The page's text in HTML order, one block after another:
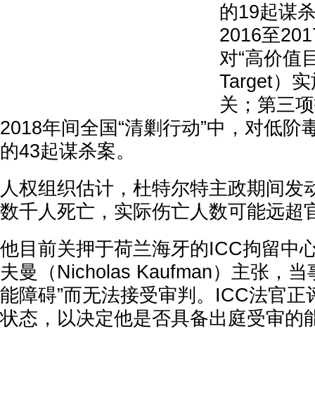
的19起谋
2016至
对“高价值
Target）
关；第三
2018年间全国“清剿行动”中，对低阶
的43起谋杀案。
人权组织估计，杜特尔特主政期间发
数千人死亡，实际伤亡人数可能远超
他目前关押于荷兰海牙的ICC拘留中
夫曼（Nicholas Kaufman）主张，当
能障碍”而无法接受审判。ICC法官正
状态，以决定他是否具备出庭受审的